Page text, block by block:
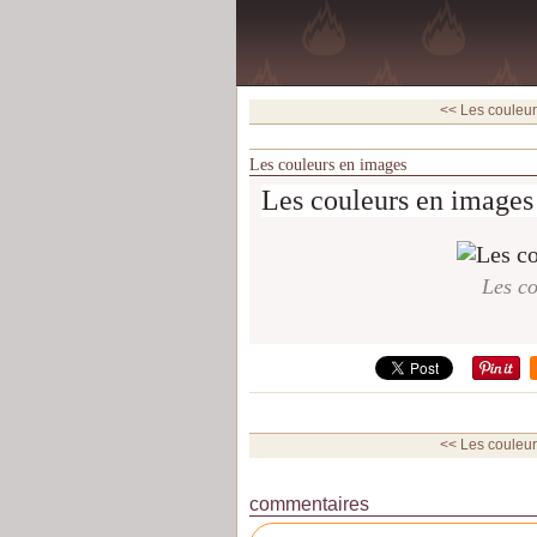
<< Les
Les couleurs en images
Les couleurs en images
Les
<< Les
commentaires